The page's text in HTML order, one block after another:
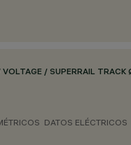
VOLTAGE / SUPERRAIL
DATOS ELÉCTRICOS